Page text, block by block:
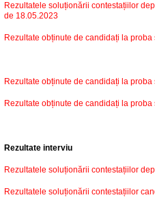
Rezultatele soluționării contestațiilor
de 18.05.2023
Rezultate obținute de candidați la
Rezultate obținute de candidați la
Rezultate obținute de candidați la
Rezultate interviu
Rezultatele soluționării contestațiilor
Rezultatele soluționării contestațiilor